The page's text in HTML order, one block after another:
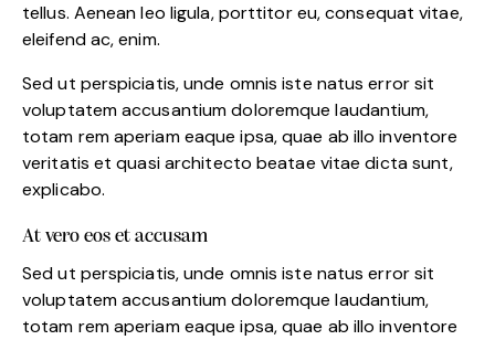
tellus. Aenean leo ligula, porttitor eu, consequat vitae,
eleifend ac, enim.
Sed ut perspiciatis, unde omnis iste natus error sit
voluptatem accusantium doloremque laudantium,
totam rem aperiam eaque ipsa, quae ab illo inventore
veritatis et quasi architecto beatae vitae dicta sunt,
explicabo.
At vero eos et accusam
Sed ut perspiciatis, unde omnis iste natus error sit
voluptatem accusantium doloremque laudantium,
totam rem aperiam eaque ipsa, quae ab illo inventore